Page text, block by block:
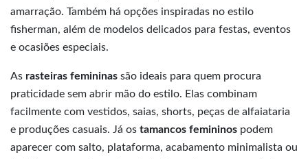
amarração. Também há opções inspiradas no estilo
fisherman, além de modelos delicados para festas, eventos
e ocasiões especiais.
As rasteiras femininas são ideais para quem procura
praticidade sem abrir mão do estilo. Elas combinam
facilmente com vestidos, saias, shorts, peças de alfaiataria
e produções casuais. Já os tamancos femininos podem
aparecer com salto, plataforma, acabamento minimalista ou